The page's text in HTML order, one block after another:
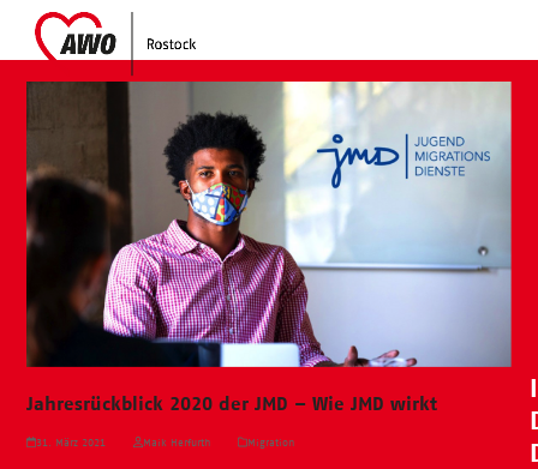
content
Open
mobile
menu
Close
mobile
menu
Jahresrückblick 2020 der JMD – Wie JMD wirkt
31. März 2021 Maik Herfurth Migration